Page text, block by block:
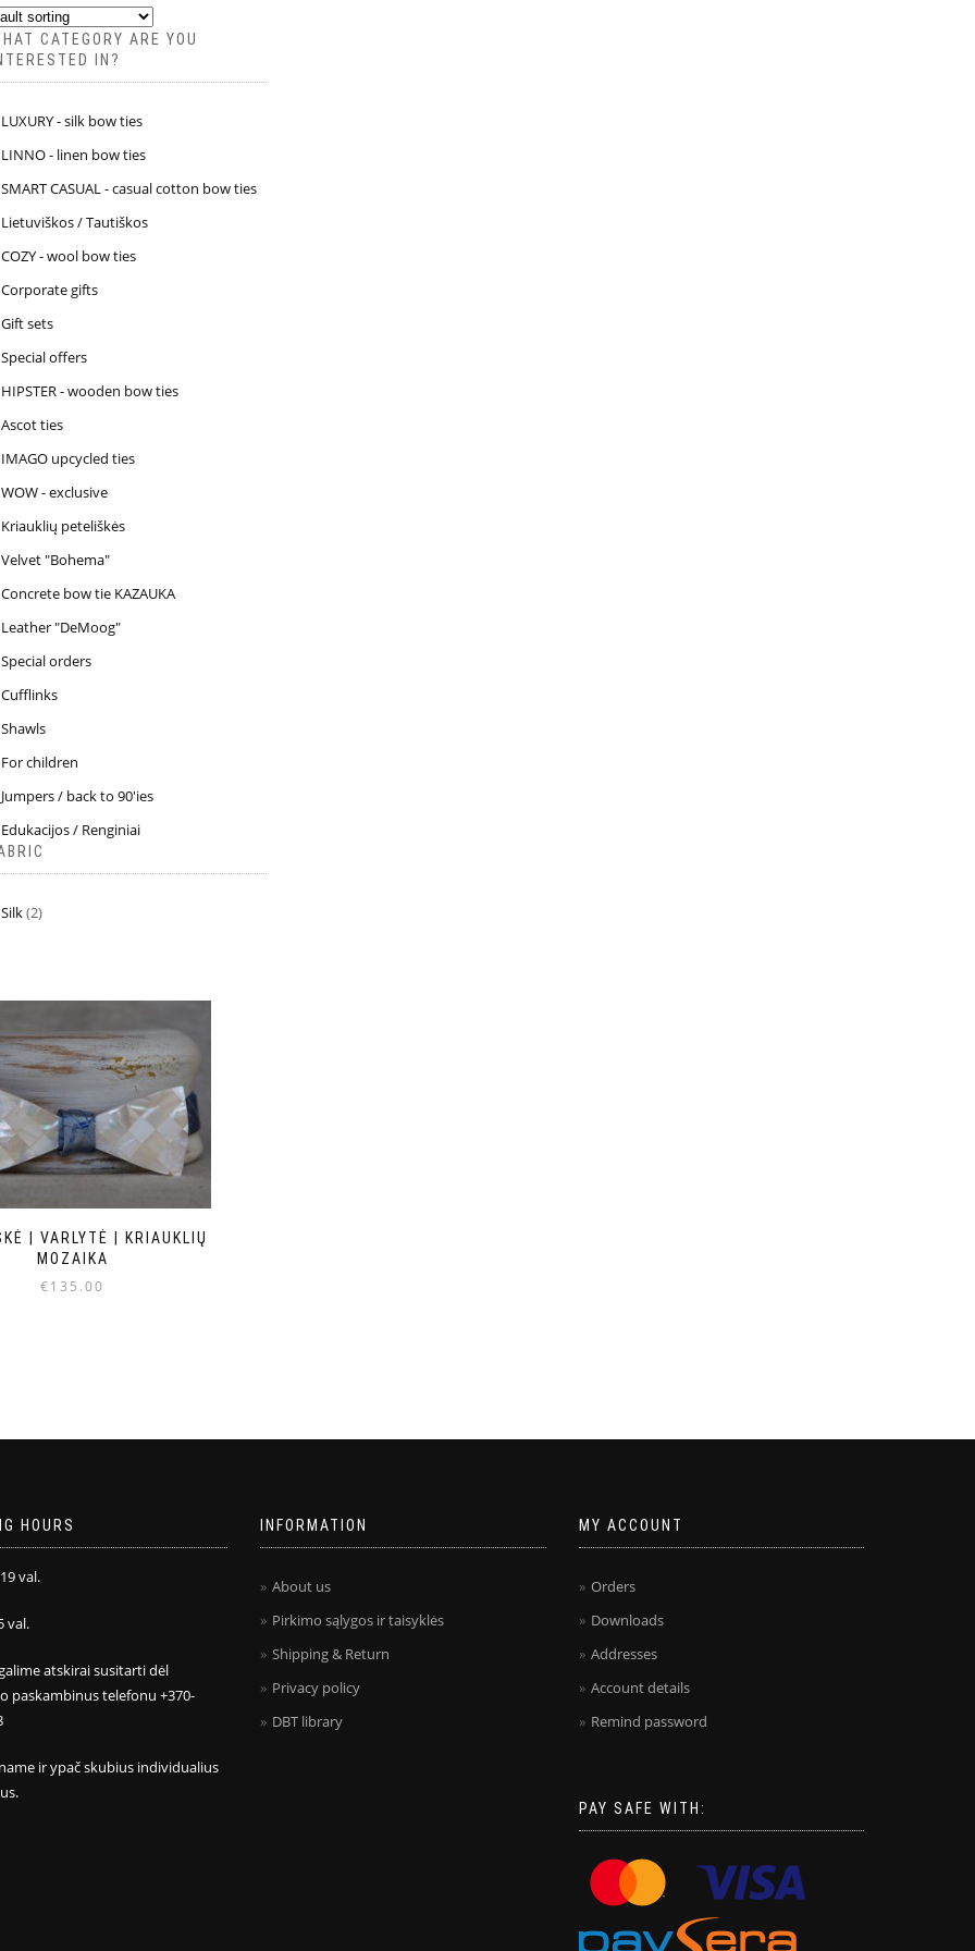
CATEGORY ARE YOU
IN?
LUXURY - silk bow ties
LINNO - linen bow ties
SMART CASUAL - casual cotton bow ties
Lietuviškos / Tautiškos
COZY - wool bow ties
Corporate gifts
Gift sets
Special offers
HIPSTER - wooden bow ties
Ascot ties
IMAGO upcycled ties
WOW - exclusive
Kriauklių peteliškės
Velvet "Bohema"
Concrete bow tie KAZAUKA
Leather "DeMoog"
Special orders
Cufflinks
Shawls
For children
Jumpers / back to 90'ies
Edukacijos / Renginiai
Silk(2)
| VARLYTĖ | KRIAUKLIŲ
MOZAIKA
€135.00
HOURS
val.
val.
atskirai susitarti dėl
paskambinus telefonu +370-
ir ypač skubius individualius
INFORMATION
About us
Pirkimo sąlygos ir taisyklės
Shipping & Return
Privacy policy
DBT library
MY ACCOUNT
Orders
Downloads
Addresses
Account details
Remind password
PAY SAFE WITH: